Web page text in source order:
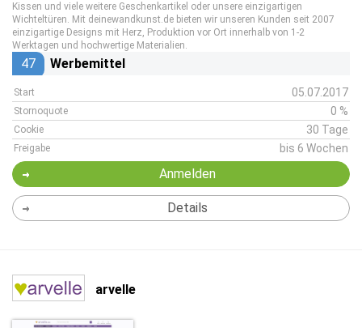
Kissen und viele weitere Geschenkartikel oder unsere einzigartigen
Wichteltüren. Mit deinewandkunst.de bieten wir unseren Kunden seit 2007
einzigartige Designs mit Herz, Produktion vor Ort innerhalb von 1-2
Werktagen und hochwertige Materialien.
47 Werbemittel
Start 05.07.2017
Stornoquote 0 %
Cookie 30 Tage
Freigabe bis 6 Wochen
Anmelden
Details
arvelle